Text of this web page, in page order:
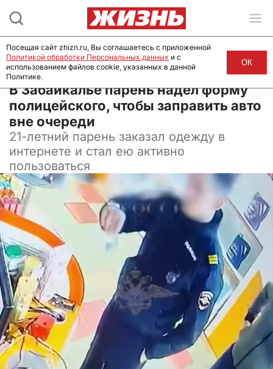
07 июля 2026, 12:21
В Забайкалье парень надел форму
полицейского, чтобы заправить авто
вне очереди
21-летний парень заказал одежду в
интернете и стал ею активно
пользоваться
Посещая сайт zhizn.ru, Вы соглашаетесь с приложенной
Политикой обработки Персональных данных и с
использованием файлов cookie, указанных в данной
Политике.
ОК